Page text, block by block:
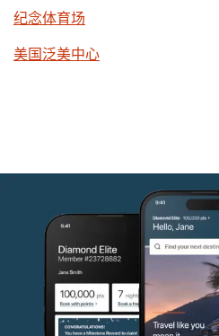
纪念体育场
美国泛美中心